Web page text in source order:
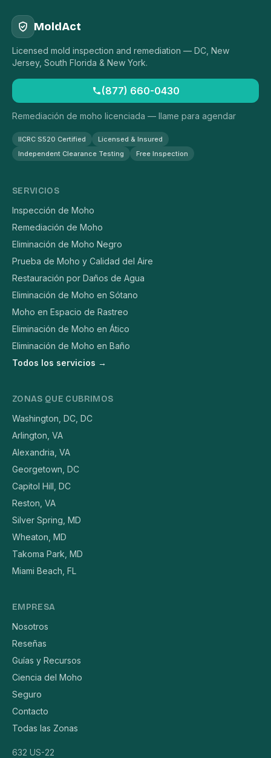
MoldAct
Licensed mold inspection and remediation — DC, New
Jersey, South Florida & New York.
(877) 660-0430
Remediación de moho licenciada — llame para agendar
IICRC S520 Certified
Licensed & Insured
Independent Clearance Testing
Free Inspection
SERVICIOS
Inspección de Moho
Remediación de Moho
Eliminación de Moho Negro
Prueba de Moho y Calidad del Aire
Restauración por Daños de Agua
Eliminación de Moho en Sótano
Moho en Espacio de Rastreo
Eliminación de Moho en Ático
Eliminación de Moho en Baño
Todos los servicios →
ZONAS QUE CUBRIMOS
Washington, DC, DC
Arlington, VA
Alexandria, VA
Georgetown, DC
Capitol Hill, DC
Reston, VA
Silver Spring, MD
Wheaton, MD
Takoma Park, MD
Miami Beach, FL
EMPRESA
Nosotros
Reseñas
Guías y Recursos
Ciencia del Moho
Seguro
Contacto
Todas las Zonas
632 US-22